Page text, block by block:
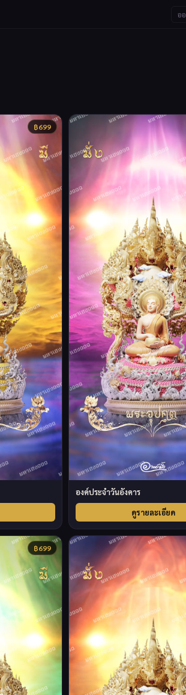
อ
฿699
องค์ประจำวันอังคาร
ดูรายละเอียด
฿699